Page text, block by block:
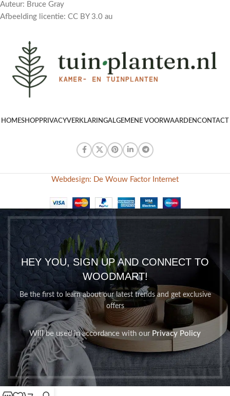
Auteur: Bruce Gray
Afbeelding licentie: CC BY 3.0 au
HOMESHOPPRIVACYVERKLARINGALGEMENE VOORWAARDENCONTACT
Webdesign: De Wouw Factor Internet
HEY YOU, SIGN UP AND CONNECT TO
WOODMART!
Be the first to learn about our latest trends and get exclusive
offers
Will be used in accordance with our Privacy Policy